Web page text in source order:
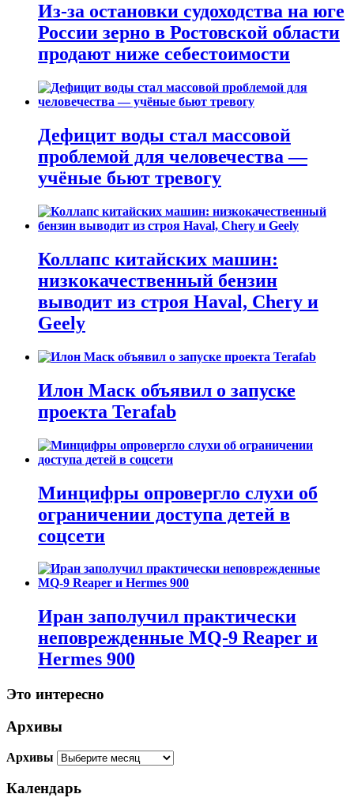
Из-за остановки судоходства на юге
России зерно в Ростовской области
продают ниже себестоимости
Дефицит воды стал массовой
проблемой для человечества —
учёные бьют тревогу
Коллапс китайских машин:
низкокачественный бензин
выводит из строя Haval, Chery и
Geely
Илон Маск объявил о запуске
проекта Terafab
Минцифры опровергло слухи об
ограничении доступа детей в
соцсети
Иран заполучил практически
неповрежденные MQ-9 Reaper и
Hermes 900
Это интересно
Архивы
Архивы
Календарь